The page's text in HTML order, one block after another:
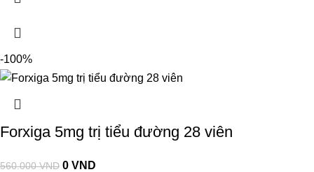
-100%
Forxiga 5mg trị tiểu đường 28 viên
560.000VND 0VND